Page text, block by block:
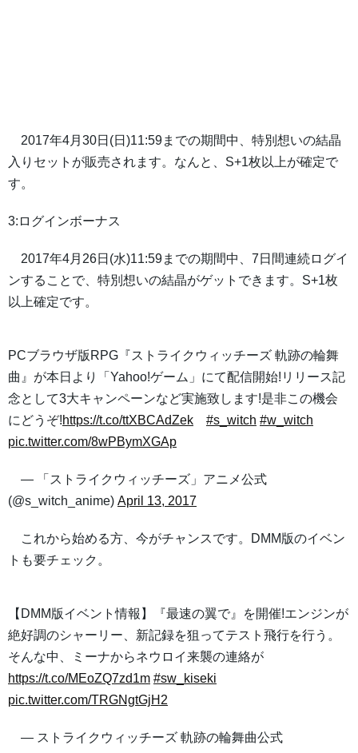
2017年4月30日(日)11:59までの期間中、特別想いの結晶
入りセットが販売されます。なんと、S+1枚以上が確定で
す。
3:ログインボーナス
2017年4月26日(水)11:59までの期間中、7日間連続ログイ
ンすることで、特別想いの結晶がゲットできます。S+1枚
以上確定です。
PCブラウザ版RPG『ストライクウィッチーズ 軌跡の輪舞
曲』が本日より「Yahoo!ゲーム」にて配信開始!リリース記
念として3大キャンペーンなど実施致します!是非この機会
にどうぞ!https://t.co/ttXBCAdZek #s_witch #w_witch
pic.twitter.com/8wPBymXGAp
— 「ストライクウィッチーズ」アニメ公式
(@s_witch_anime) April 13, 2017
これから始める方、今がチャンスです。DMM版のイベン
トも要チェック。
【DMM版イベント情報】『最速の翼で』を開催!エンジンが
絶好調のシャーリー、新記録を狙ってテスト飛行を行う。
そんな中、ミーナからネウロイ来襲の連絡が
https://t.co/MEoZQ7zd1m #sw_kiseki
pic.twitter.com/TRGNgtGjH2
— ストライクウィッチーズ 軌跡の輪舞曲公式